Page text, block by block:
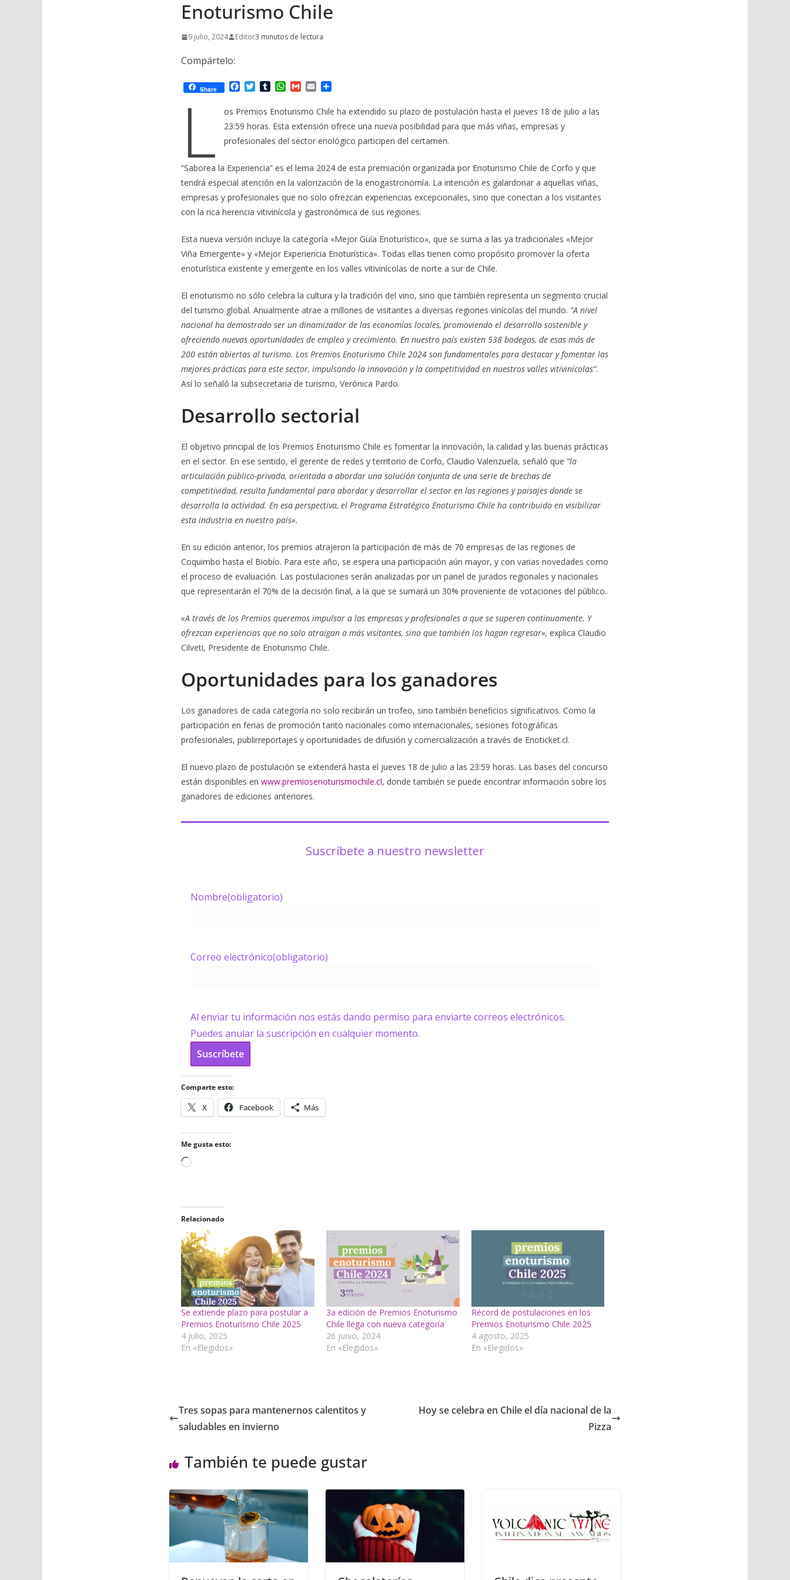
Enoturismo Chile
9 julio, 2024 Editor3 minutos de lectura
Compártelo:
Share
c
e
b
o
T
i
t
t
e
T
m
b
r
W
a
t
s
A
G
a
i
l
E
a
i
l
m
p
a
r
r
L
os Premios Enoturismo Chile ha extendido su plazo de postulación hasta el jueves 18 de julio a las
23:59 horas. Esta extensión ofrece una nueva posibilidad para que más viñas, empresas y
profesionales del sector enológico participen del certamen.
“Saborea la Experiencia” es el lema 2024 de esta premiación organizada por Enoturismo Chile de Corfo y que
tendrá especial atención en la valorización de la enogastronomía. La intención es galardonar a aquellas viñas,
empresas y profesionales que no solo ofrezcan experiencias excepcionales, sino que conectan a los visitantes
con la rica herencia vitivinícola y gastronómica de sus regiones.
Esta nueva versión incluye la categoría «Mejor Guía Enoturístico», que se suma a las ya tradicionales «Mejor
Viña Emergente» y «Mejor Experiencia Enoturística». Todas ellas tienen como propósito promover la oferta
enoturística existente y emergente en los valles vitivinícolas de norte a sur de Chile.
El enoturismo no sólo celebra la cultura y la tradición del vino, sino que también representa un segmento crucial
del turismo global. Anualmente atrae a millones de visitantes a diversas regiones vinícolas del mundo. “A nivel
nacional ha demostrado ser un dinamizador de las economías locales, promoviendo el desarrollo sostenible y
ofreciendo nuevas oportunidades de empleo y crecimiento. En nuestro país existen 538 bodegas, de esas más de
200 están abiertas al turismo. Los Premios Enoturismo Chile 2024 son fundamentales para destacar y fomentar las
mejores prácticas para este sector, impulsando la innovación y la competitividad en nuestros valles vitivinícolas”.
Así lo señaló la subsecretaria de turismo, Verónica Pardo.
Desarrollo sectorial
El objetivo principal de los Premios Enoturismo Chile es fomentar la innovación, la calidad y las buenas prácticas
en el sector. En ese sentido, el gerente de redes y territorio de Corfo, Claudio Valenzuela, señaló que “la
articulación público-privada, orientada a abordar una solución conjunta de una serie de brechas de
competitividad, resulta fundamental para abordar y desarrollar el sector en las regiones y paisajes donde se
desarrolla la actividad. En esa perspectiva, el Programa Estratégico Enoturismo Chile ha contribuido en visibilizar
esta industria en nuestro país».
En su edición anterior, los premios atrajeron la participación de más de 70 empresas de las regiones de
Coquimbo hasta el Biobío. Para este año, se espera una participación aún mayor, y con varias novedades como
el proceso de evaluación. Las postulaciones serán analizadas por un panel de jurados regionales y nacionales
que representarán el 70% de la decisión final, a la que se sumará un 30% proveniente de votaciones del público.
«A través de los Premios queremos impulsar a las empresas y profesionales a que se superen continuamente. Y
ofrezcan experiencias que no solo atraigan a más visitantes, sino que también los hagan regresar», explica Claudio
Cilveti, Presidente de Enoturismo Chile.
Oportunidades para los ganadores
Los ganadores de cada categoría no solo recibirán un trofeo, sino también beneficios significativos. Como la
participación en ferias de promoción tanto nacionales como internacionales, sesiones fotográficas
profesionales, publirreportajes y oportunidades de difusión y comercialización a través de Enoticket.cl.
El nuevo plazo de postulación se extenderá hasta el jueves 18 de julio a las 23:59 horas. Las bases del concurso
están disponibles en www.premiosenoturismochile.cl, donde también se puede encontrar información sobre los
ganadores de ediciones anteriores.
Suscríbete a nuestro newsletter
Nombre(obligatorio)
Correo electrónico(obligatorio)
Al enviar tu información nos estás dando permiso para enviarte correos electrónicos.
Puedes anular la suscripción en cualquier momento.
Suscríbete
Comparte esto:
X Facebook Más
Me gusta esto:
Cargando...
Relacionado
Se extiende plazo para postular a
Premios Enoturismo Chile 2025
4 julio, 2025
En «Elegidos»
3a edición de Premios Enoturismo
Chile llega con nueva categoría
26 junio, 2024
En «Elegidos»
Récord de postulaciones en los
Premios Enoturismo Chile 2025
4 agosto, 2025
En «Elegidos»
Tres sopas para mantenernos calentitos y
saludables en invierno
Hoy se celebra en Chile el día nacional de la
Pizza
También te puede gustar